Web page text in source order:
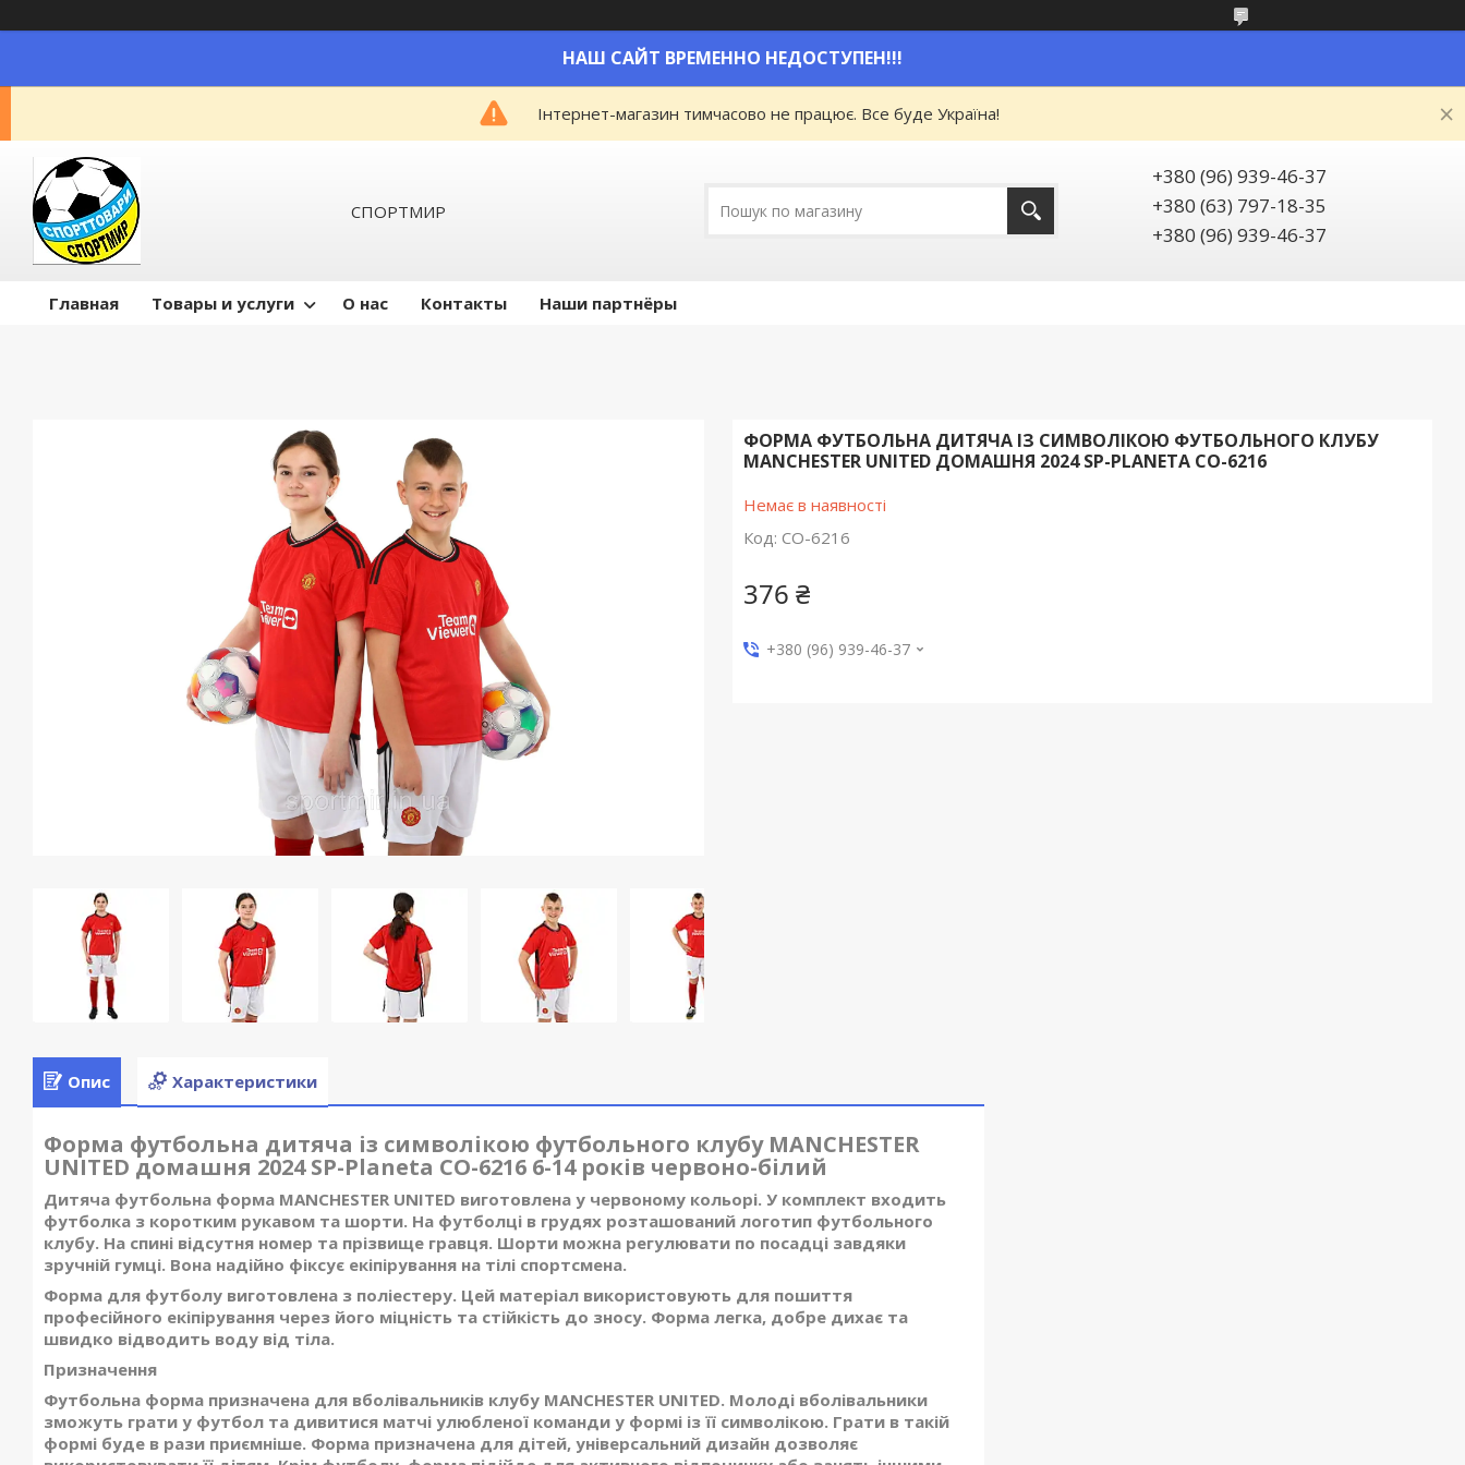
НАШ САЙТ ВРЕМЕННО НЕДОСТУПЕН!!!
Інтернет-магазин тимчасово не працює. Все буде Україна!
СПОРТМИР
+380 (96) 939-46-37
+380 (63) 797-18-35
+380 (96) 939-46-37
Главная Товары и услуги О нас Контакты Наши партнёры
ФОРМА ФУТБОЛЬНА ДИТЯЧА ІЗ СИМВОЛІКОЮ ФУТБОЛЬНОГО КЛУБУ
MANCHESTER UNITED ДОМАШНЯ 2024 SP-PLANETA CO-6216
Немає в наявності
Код: CO-6216
376 ₴
+380 (96) 939-46-37
Опис Характеристики
Форма футбольна дитяча із символікою футбольного клубу MANCHESTER
UNITED домашня 2024 SP-Planeta CO-6216 6-14 років червоно-білий
Дитяча футбольна форма MANCHESTER UNITED виготовлена у червоному кольорі. У комплект входить
футболка з коротким рукавом та шорти. На футболці в грудях розташований логотип футбольного
клубу. На спині відсутня номер та прізвище гравця. Шорти можна регулювати по посадці завдяки
зручній гумці. Вона надійно фіксує екіпірування на тілі спортсмена.
Форма для футболу виготовлена з поліестеру. Цей матеріал використовують для пошиття
професійного екіпірування через його міцність та стійкість до зносу. Форма легка, добре дихає та
швидко відводить воду від тіла.
Призначення
Футбольна форма призначена для вболівальників клубу MANCHESTER UNITED. Молоді вболівальники
зможуть грати у футбол та дивитися матчі улюбленої команди у формі із її символікою. Грати в такій
формі буде в рази приємніше. Форма призначена для дітей, універсальний дизайн дозволяє